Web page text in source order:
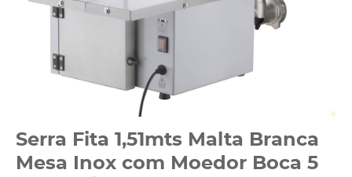
Serra Fita 1,51mts Malta Branca
Mesa Inox com Moedor Boca 5